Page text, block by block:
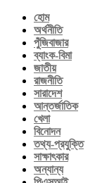
হোম
অর্থনীতি
পুঁজিবাজার
ব্যাংক-বিমা
জাতীয়
রাজনীতি
সারাদেশ
আন্তর্জাতিক
খেলা
বিনোদন
তথ্য-প্রযুক্তি
সাক্ষাৎকার
অন্যান্য